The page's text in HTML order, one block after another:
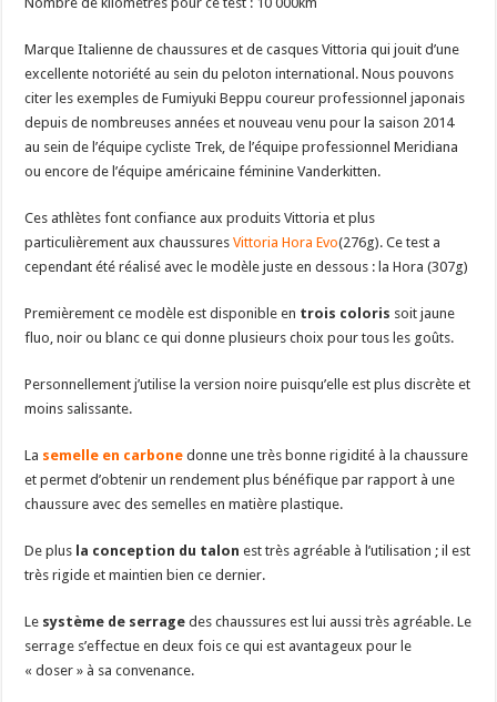
Marque Italienne de chaussures et de casques Vittoria qui jouit d’une
excellente notoriété au sein du peloton international. Nous pouvons
citer les exemples de Fumiyuki Beppu coureur professionnel japonais
depuis de nombreuses années et nouveau venu pour la saison 2014
au sein de l’équipe cycliste Trek, de l’équipe professionnel Meridiana
ou encore de l’équipe américaine féminine Vanderkitten.
Ces athlètes font confiance aux produits Vittoria et plus
particulièrement aux chaussuresVittoria Hora Evo(276g). Ce test a
cependant été réalisé avec le modèle juste en dessous : la Hora (307g)
Premièrement ce modèle est disponible en trois coloris soit jaune
fluo, noir ou blanc ce qui donne plusieurs choix pour tous les goûts.
Personnellement j’utilise la version noire puisqu’elle est plus discrète et
moins salissante.
La semelle en carbone donne une très bonne rigidité à la chaussure
et permet d’obtenir un rendement plus bénéfique par rapport à une
chaussure avec des semelles en matière plastique.
De plus la conception du talon est très agréable à l’utilisation ; il est
très rigide et maintien bien ce dernier.
Le système de serrage des chaussures est lui aussi très agréable. Le
serrage s’effectue en deux fois ce qui est avantageux pour le
« doser » à sa convenance.